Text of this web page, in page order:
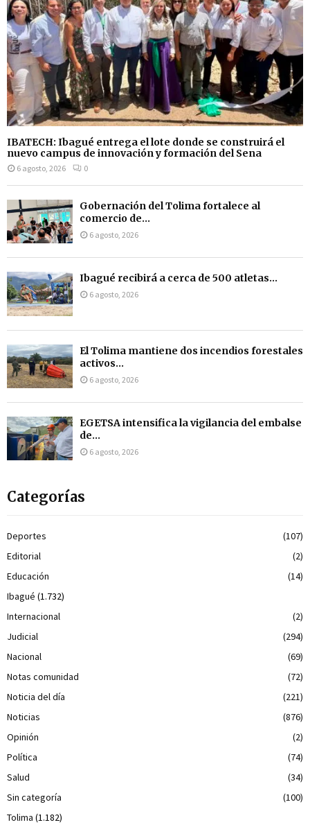
IBATECH: Ibagué entrega el lote donde se construirá el
nuevo campus de innovación y formación del Sena
6 agosto, 2026 0
Gobernación del Tolima fortalece al
comercio de...
6 agosto, 2026
Ibagué recibirá a cerca de 500 atletas...
6 agosto, 2026
El Tolima mantiene dos incendios forestales
activos...
6 agosto, 2026
EGETSA intensifica la vigilancia del embalse
de...
6 agosto, 2026
Categorías
Deportes
(107)
Editorial
(2)
Educación
(14)
Ibagué (1.732)
Internacional
(2)
Judicial
(294)
Nacional
(69)
Notas comunidad
(72)
Noticia del día
(221)
Noticias
(876)
Opinión
(2)
Política
(74)
Salud
(34)
Sin categoría
(100)
Tolima (1.182)